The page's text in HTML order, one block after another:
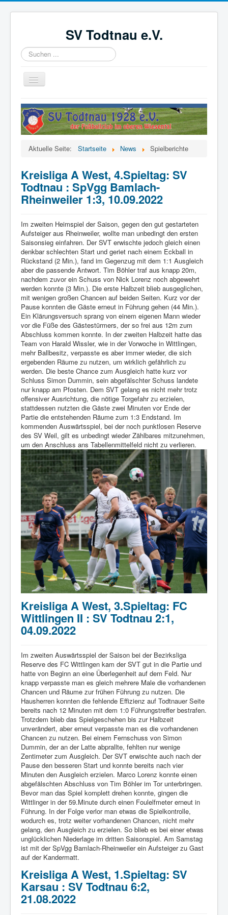
SV Todtnau e.V.
Suchen
...
Navigation
an/aus
Startseite
News
Jugend
Förderverein
Kinder- und Jugendschutzkonzept
Aktuelle Seite: Startseite News Spielberichte
Kreisliga A West, 4.Spieltag: SV
Todtnau : SpVgg Bamlach-
Rheinweiler 1:3, 10.09.2022
Im zweiten Heimspiel der Saison, gegen den gut gestarteten
Aufsteiger aus Rheinweiler, wollte man unbedingt den ersten
Saisonsieg einfahren. Der SVT erwischte jedoch gleich einen
denkbar schlechten Start und geriet nach einem Eckball in
Rückstand (2 Min.), fand im Gegenzug mit dem 1:1 Ausgleich
aber die passende Antwort. Tim Böhler traf aus knapp 20m,
nachdem zuvor ein Schuss von Nick Lorenz noch abgewehrt
werden konnte (3 Min.). Die erste Halbzeit blieb ausgeglichen,
mit wenigen großen Chancen auf beiden Seiten. Kurz vor der
Pause konnten die Gäste erneut in Führung gehen (44 Min.).
Ein Klärungsversuch sprang von einem eigenen Mann wieder
vor die Füße des Gästestürmers, der so frei aus 12m zum
Abschluss kommen konnte. In der zweiten Halbzeit hatte das
Team von Harald Wissler, wie in der Vorwoche in Wittlingen,
mehr Ballbesitz, verpasste es aber immer wieder, die sich
ergebenden Räume zu nutzen, um wirklich gefährlich zu
werden. Die beste Chance zum Ausgleich hatte kurz vor
Schluss Simon Dummin, sein abgefälschter Schuss landete
nur knapp am Pfosten. Dem SVT gelang es nicht mehr trotz
offensiver Ausrichtung, die nötige Torgefahr zu erzielen,
stattdessen nutzten die Gäste zwei Minuten vor Ende der
Partie die entstehenden Räume zum 1:3 Endstand. Im
kommenden Auswärtsspiel, bei der noch punktlosen Reserve
des SV Weil, gilt es unbedingt wieder Zählbares mitzunehmen,
um den Anschluss ans Tabellenmittelfeld nicht zu verlieren.
Kreisliga A West, 3.Spieltag: FC
Wittlingen II : SV Todtnau 2:1,
04.09.2022
Im zweiten Auswärtsspiel der Saison bei der Bezirksliga
Reserve des FC Wittlingen kam der SVT gut in die Partie und
hatte von Beginn an eine Überlegenheit auf dem Feld. Nur
knapp verpasste man es gleich mehrere Male die vorhandenen
Chancen und Räume zur frühen Führung zu nutzen. Die
Hausherren konnten die fehlende Effizienz auf Todtnauer Seite
bereits nach 12 Minuten mit dem 1:0 Führungstreffer bestrafen.
Trotzdem blieb das Spielgeschehen bis zur Halbzeit
unverändert, aber erneut verpasste man es die vorhandenen
Chancen zu nutzen. Bei einem Fernschuss von Simon
Dummin, der an der Latte abprallte, fehlten nur wenige
Zentimeter zum Ausgleich. Der SVT erwischte auch nach der
Pause den besseren Start und konnte bereits nach vier
Minuten den Ausgleich erzielen. Marco Lorenz konnte einen
abgefälschten Abschluss von Tim Böhler im Tor unterbringen.
Bevor man das Spiel komplett drehen konnte, gingen die
Wittlinger in der 59.Minute durch einen Foulelfmeter erneut in
Führung. In der Folge verlor man etwas die Spielkontrolle,
wodurch es, trotz weiter vorhandenen Chancen, nicht mehr
gelang, den Ausgleich zu erzielen. So blieb es bei einer etwas
unglücklichen Niederlage im dritten Saisonspiel. Am Samstag
ist mit der SpVgg Bamlach-Rheinweiler ein Aufsteiger zu Gast
auf der Kandermatt.
Kreisliga A West, 1.Spieltag: SV
Karsau : SV Todtnau 6:2,
21.08.2022